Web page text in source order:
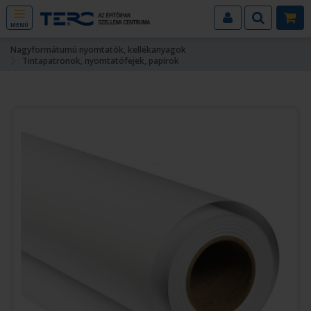
MENÜ
Nagyformátumú nyomtatók, kellékanyagok
Tintapatronok, nyomtatófejek, papírok